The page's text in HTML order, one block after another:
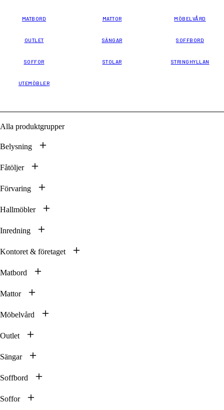
MATBORD MATTOR MÖBELVÅRD
OUTLET SÄNGAR SOFFBORD
SOFFOR STOLAR STRINGHYLLAN
UTEMÖBLER
Alla produktgrupper
Belysning
Fåtöljer
Förvaring
Hallmöbler
Inredning
Kontoret & företaget
Matbord
Mattor
Möbelvård
Outlet
Sängar
Soffbord
Soffor